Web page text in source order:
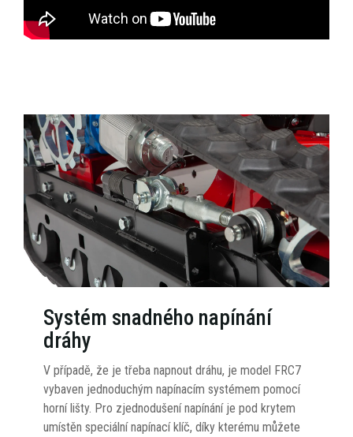
Systém snadného napínání
dráhy
V případě, že je třeba napnout dráhu, je model FRC7
vybaven jednoduchým napínacím systémem pomocí
horní lišty. Pro zjednodušení napínání je pod krytem
umístěn speciální napínací klíč, díky kterému můžete